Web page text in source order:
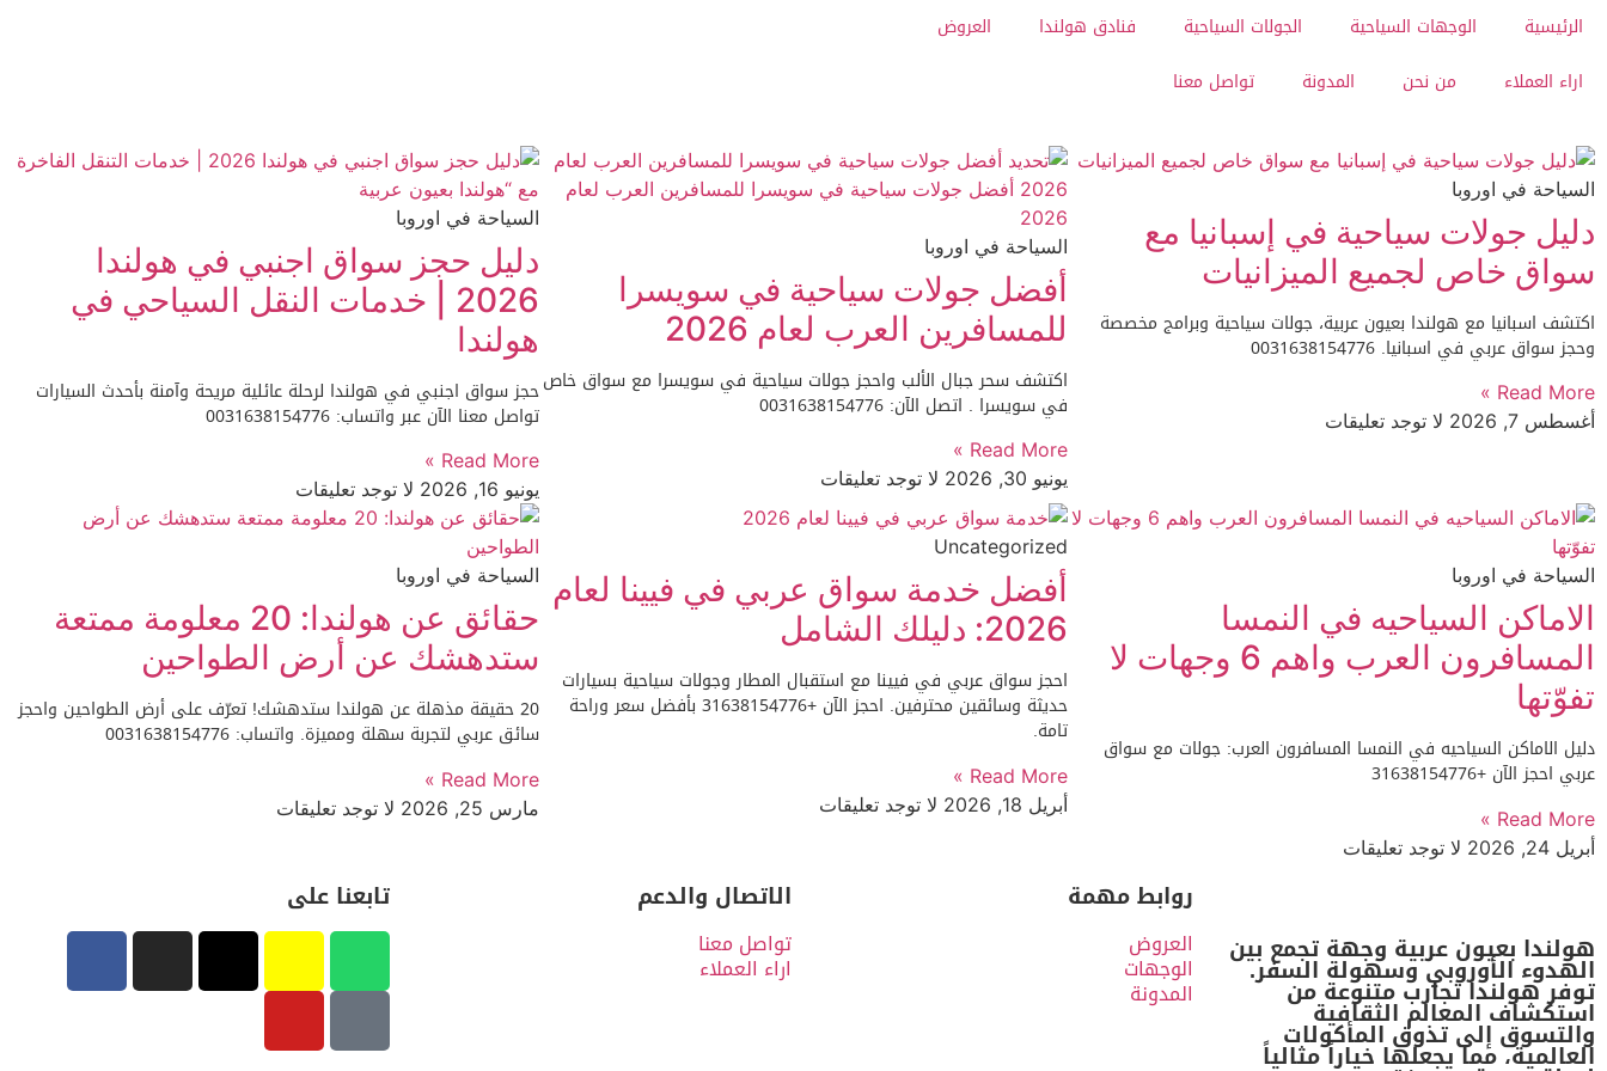
الرئيسية الوجهات السياحية الجولات السياحية فنادق هولندا
العروض
اراء العملاء
من نحن المدونة تواصل معنا
السياحة في اوروبا
دليل جولات سياحية في إسبانيا مع
سواق خاص لجميع الميزانيات
اكتشف اسبانيا مع هولندا بعيون عربية، جولات سياحية وبرامج مخصصة
وحجز سواق عربي في اسبانيا. 0031638154776
Read More »
أغسطس 7, 2026
لا توجد تعليقات
السياحة في اوروبا
أفضل جولات سياحية في سويسرا
للمسافرين العرب لعام 2026
اكتشف سحر جبال الألب واحجز جولات سياحية في سويسرا مع سواق خاص
في سويسرا . اتصل الآن: 0031638154776
Read More »
يونيو 30, 2026
لا توجد تعليقات
السياحة في اوروبا
دليل حجز سواق اجنبي في هولندا
2026 | خدمات النقل السياحي في
هولندا
حجز سواق اجنبي في هولندا لرحلة عائلية مريحة وآمنة بأحدث السيارات
تواصل معنا الآن عبر واتساب: 0031638154776
Read More »
يونيو 16, 2026
لا توجد تعليقات
السياحة في اوروبا
الاماكن السياحيه في النمسا
المسافرون العرب واهم 6 وجهات لا
تفوّتها
دليل الاماكن السياحيه في النمسا المسافرون العرب: جولات مع سواق
عربي احجز الآن +31638154776
Read More »
أبريل 24, 2026
لا توجد تعليقات
Uncategorized
أفضل خدمة سواق عربي في فيينا لعام
2026: دليلك الشامل
احجز سواق عربي في فيينا مع استقبال المطار وجولات سياحية بسيارات
حديثة وسائقين محترفين. احجز الآن +31638154776 بأفضل سعر وراحة
تامة.
Read More »
أبريل 18, 2026
لا توجد تعليقات
السياحة في اوروبا
حقائق عن هولندا: 20 معلومة ممتعة
ستدهشك عن أرض الطواحين
20 حقيقة مذهلة عن هولندا ستدهشك! تعرّف على أرض الطواحين واحجز
سائق عربي لتجربة سهلة ومميزة. واتساب: 0031638154776
Read More »
مارس 25, 2026
لا توجد تعليقات
هولندا بعيون عربية وجهة تجمع بين
الهدوء الأوروبي وسهولة السفر.
توفر هولندا تجارب متنوعة من
استكشاف المعالم الثقافية
والتسوق إلى تذوق المأكولات
العالمية، مما يجعلها خياراً مثالياً
روابط مهمة
العروض
الوجهات
المدونة
الاتصال والدعم
تواصل معنا
اراء العملاء
تابعنا على